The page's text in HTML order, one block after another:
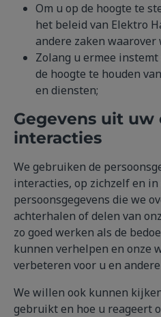
Om u op de hoogte te
het beleid van Elektro
andere zaken
Zolang u ermee
de hoogte te houden
en diensten;
Gegevens uit uw
interacties
We gebruiken de
interacties, op zichzelf en
persoonsgegevens die we
achterhalen of delen van
zo goed werken als de
kunnen verhelpen en onze
verbeteren voor u en
We willen ook kunnen
gebruikt en hoe u reageert